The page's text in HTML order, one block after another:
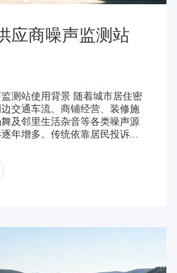
应商噪声监测站
测站使用背景 随着城市居住密
交通车流、商铺经营、装修施
及邻里生活杂音等各类噪声源
年增多。传统依靠居民投诉...